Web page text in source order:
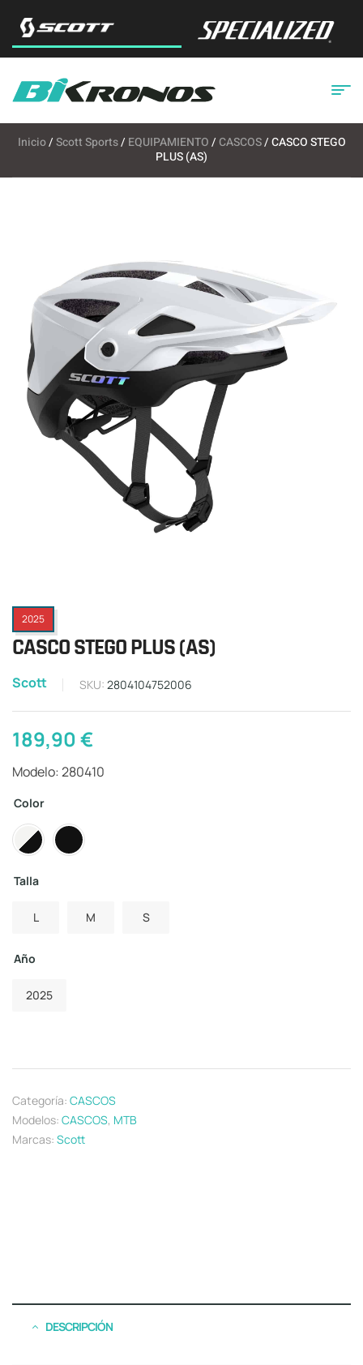
Inicio/Scott Sports/ EQUIPAMIENTO/ CASCOS/ CASCO STEGO
PLUS (AS)
2025
CASCO STEGO PLUS (AS)
Scott SKU: 2804104752006
189,90€
Modelo: 280410
Color
Talla
L M S
Año
2025
Categoría: CASCOS
Modelos: CASCOS, MTB
Marcas: Scott
DESCRIPCIÓN